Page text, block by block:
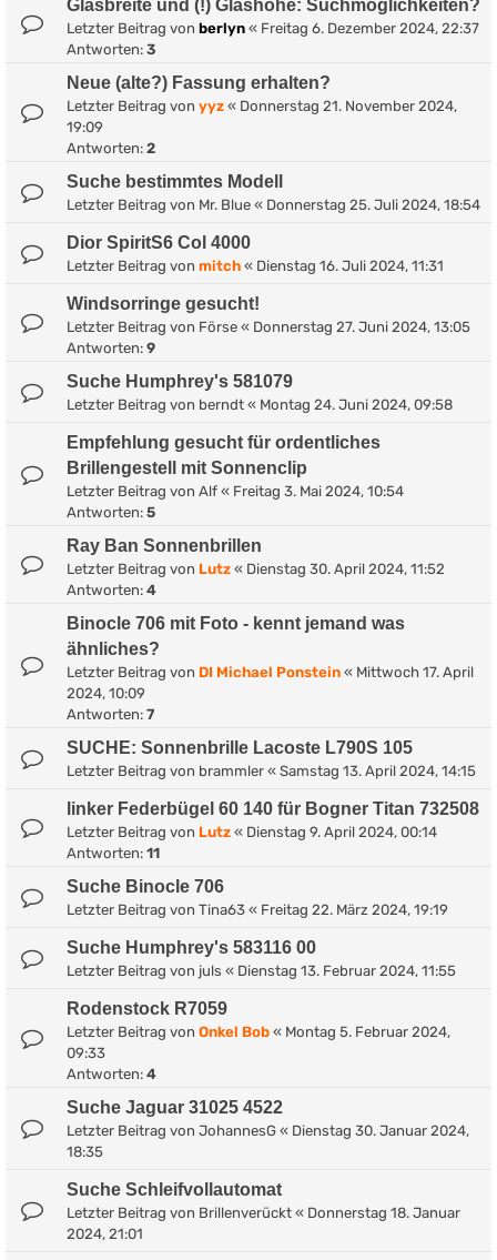
Glasbreite und (!) Glashöhe: Suchmöglichkeiten?
Letzter Beitrag von berlyn « Freitag 6. Dezember 2024, 22:37
Antworten: 3
Neue (alte?) Fassung erhalten?
Letzter Beitrag von yyz « Donnerstag 21. November 2024,
19:09
Antworten: 2
Suche bestimmtes Modell
Letzter Beitrag von Mr. Blue « Donnerstag 25. Juli 2024, 18:54
Dior SpiritS6 Col 4000
Letzter Beitrag von mitch « Dienstag 16. Juli 2024, 11:31
Windsorringe gesucht!
Letzter Beitrag von Förse « Donnerstag 27. Juni 2024, 13:05
Antworten: 9
Suche Humphrey's 581079
Letzter Beitrag von berndt « Montag 24. Juni 2024, 09:58
Empfehlung gesucht für ordentliches
Brillengestell mit Sonnenclip
Letzter Beitrag von Alf « Freitag 3. Mai 2024, 10:54
Antworten: 5
Ray Ban Sonnenbrillen
Letzter Beitrag von Lutz « Dienstag 30. April 2024, 11:52
Antworten: 4
Binocle 706 mit Foto - kennt jemand was
ähnliches?
Letzter Beitrag von DI Michael Ponstein « Mittwoch 17. April
2024, 10:09
Antworten: 7
SUCHE: Sonnenbrille Lacoste L790S 105
Letzter Beitrag von brammler « Samstag 13. April 2024, 14:15
linker Federbügel 60 140 für Bogner Titan 732508
Letzter Beitrag von Lutz « Dienstag 9. April 2024, 00:14
Antworten: 11
Suche Binocle 706
Letzter Beitrag von Tina63 « Freitag 22. März 2024, 19:19
Suche Humphrey's 583116 00
Letzter Beitrag von juls « Dienstag 13. Februar 2024, 11:55
Rodenstock R7059
Letzter Beitrag von Onkel Bob « Montag 5. Februar 2024,
09:33
Antworten: 4
Suche Jaguar 31025 4522
Letzter Beitrag von JohannesG « Dienstag 30. Januar 2024,
18:35
Suche Schleifvollautomat
Letzter Beitrag von Brillenverückt « Donnerstag 18. Januar
2024, 21:01